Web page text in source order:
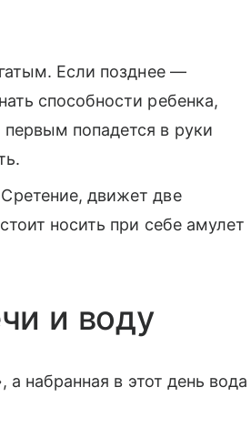
Если позднее —
способности ребенка,
попадется в руки
движет две
носить при себе амулет
и воду
набранная в этот день вода